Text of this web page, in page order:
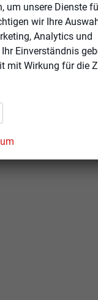
um unsere Dienste
wir Ihre
Analytics und
Einverständnis
mit Wirkung für die